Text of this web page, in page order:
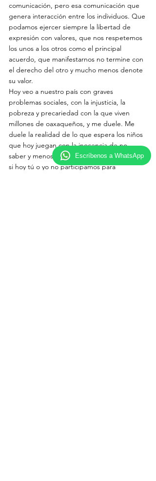
comunicación, pero esa comunicación que
genera interacción entre los individuos. Que
podamos ejercer siempre la libertad de
expresión con valores, que nos respetemos
los unos a los otros como el principal
acuerdo, que manifestarnos no termine con
el derecho del otro y mucho menos denote
su valor.
Hoy veo a nuestro país con graves
problemas sociales, con la injusticia, la
pobreza y precariedad con la que viven
millones de oaxaqueños, y me duele. Me
duele la realidad de lo que espera los niños
que hoy juegan con la inocencia de no
saber y menos entender lo que les depara
si hoy tú o yo no participamos para
Escríbenos a WhatsApp